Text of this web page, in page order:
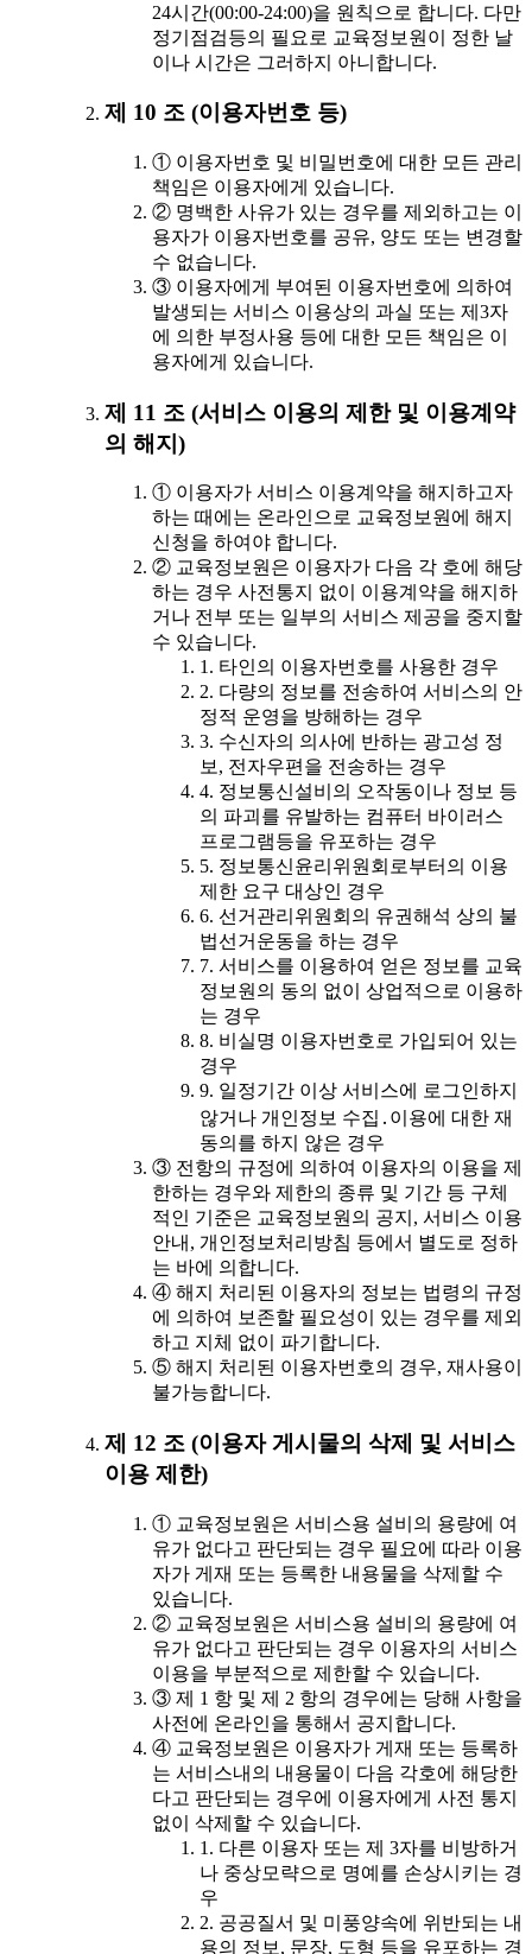
24시간(00:00-24:00)을 원칙으로 합니다. 다만
정기점검등의 필요로 교육정보원이 정한 날
이나 시간은 그러하지 아니합니다.
제 10 조 (이용자번호 등)
① 이용자번호 및 비밀번호에 대한 모든 관리
책임은 이용자에게 있습니다.
② 명백한 사유가 있는 경우를 제외하고는 이
용자가 이용자번호를 공유, 양도 또는 변경할
수 없습니다.
③ 이용자에게 부여된 이용자번호에 의하여
발생되는 서비스 이용상의 과실 또는 제3자
에 의한 부정사용 등에 대한 모든 책임은 이
용자에게 있습니다.
제 11 조 (서비스 이용의 제한 및 이용계약
의 해지)
① 이용자가 서비스 이용계약을 해지하고자
하는 때에는 온라인으로 교육정보원에 해지
신청을 하여야 합니다.
② 교육정보원은 이용자가 다음 각 호에 해당
하는 경우 사전통지 없이 이용계약을 해지하
거나 전부 또는 일부의 서비스 제공을 중지할
수 있습니다.
1. 타인의 이용자번호를 사용한 경우
2. 다량의 정보를 전송하여 서비스의 안
정적 운영을 방해하는 경우
3. 수신자의 의사에 반하는 광고성 정
보, 전자우편을 전송하는 경우
4. 정보통신설비의 오작동이나 정보 등
의 파괴를 유발하는 컴퓨터 바이러스
프로그램등을 유포하는 경우
5. 정보통신윤리위원회로부터의 이용
제한 요구 대상인 경우
6. 선거관리위원회의 유권해석 상의 불
법선거운동을 하는 경우
7. 서비스를 이용하여 얻은 정보를 교육
정보원의 동의 없이 상업적으로 이용하
는 경우
8. 비실명 이용자번호로 가입되어 있는
경우
9. 일정기간 이상 서비스에 로그인하지
않거나 개인정보 수집․이용에 대한 재
동의를 하지 않은 경우
③ 전항의 규정에 의하여 이용자의 이용을 제
한하는 경우와 제한의 종류 및 기간 등 구체
적인 기준은 교육정보원의 공지, 서비스 이용
안내, 개인정보처리방침 등에서 별도로 정하
는 바에 의합니다.
④ 해지 처리된 이용자의 정보는 법령의 규정
에 의하여 보존할 필요성이 있는 경우를 제외
하고 지체 없이 파기합니다.
⑤ 해지 처리된 이용자번호의 경우, 재사용이
불가능합니다.
제 12 조 (이용자 게시물의 삭제 및 서비스
이용 제한)
① 교육정보원은 서비스용 설비의 용량에 여
유가 없다고 판단되는 경우 필요에 따라 이용
자가 게재 또는 등록한 내용물을 삭제할 수
있습니다.
② 교육정보원은 서비스용 설비의 용량에 여
유가 없다고 판단되는 경우 이용자의 서비스
이용을 부분적으로 제한할 수 있습니다.
③ 제 1 항 및 제 2 항의 경우에는 당해 사항을
사전에 온라인을 통해서 공지합니다.
④ 교육정보원은 이용자가 게재 또는 등록하
는 서비스내의 내용물이 다음 각호에 해당한
다고 판단되는 경우에 이용자에게 사전 통지
없이 삭제할 수 있습니다.
1. 다른 이용자 또는 제 3자를 비방하거
나 중상모략으로 명예를 손상시키는 경
우
2. 공공질서 및 미풍양속에 위반되는 내
용의 정보, 문장, 도형 등을 유포하는 경